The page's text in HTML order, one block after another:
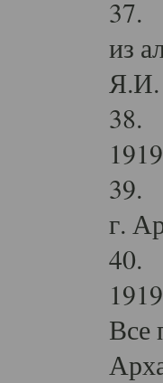
37.
из
Я.И.
38.
39.
г.
40.
Все